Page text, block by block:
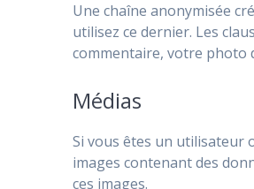
Une chaîne anonymisée
utilisez ce dernier. Les
commentaire, votre photo
Médias
Si vous êtes un utilisateur
images contenant des
ces images.